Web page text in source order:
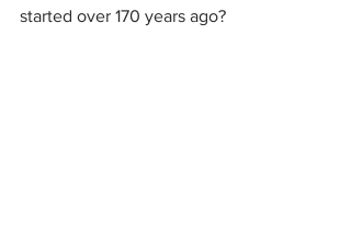
started over 170 years ago?